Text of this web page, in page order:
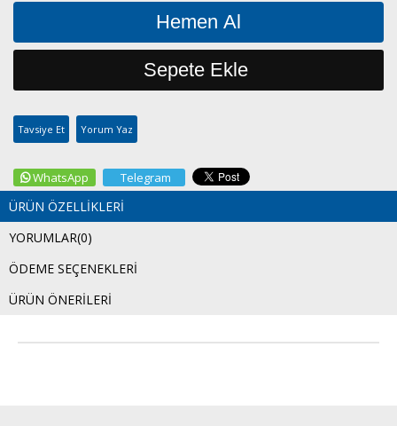
Tavsiye Et Yorum Yaz
WhatsApp Telegram
ÜRÜN ÖZELLIKLERI
YORUMLAR(0)
ÖDEME SEÇENEKLERI
ÜRÜN ÖNERILERI